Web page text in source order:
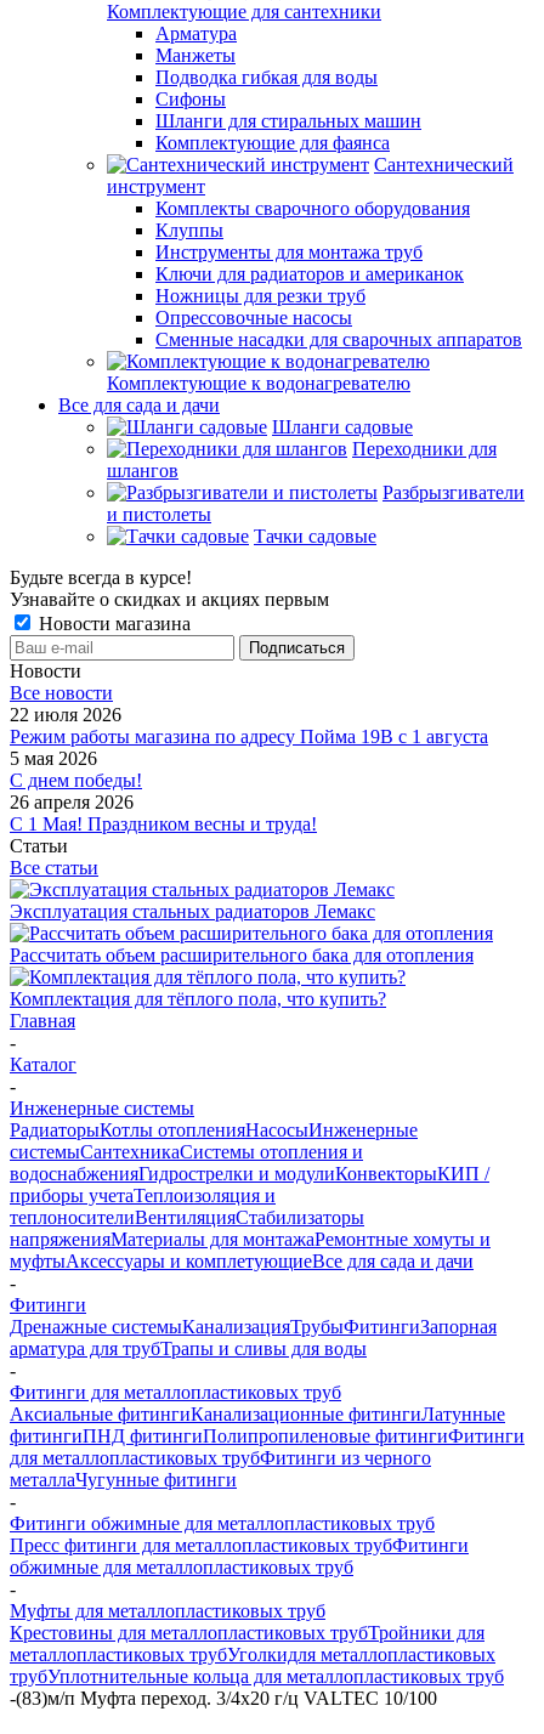
Комплектующие для сантехники
Арматура
Манжеты
Подводка гибкая для воды
Сифоны
Шланги для стиральных машин
Комплектующие для фаянса
Сантехнический
инструмент
Комплекты сварочного оборудования
Клуппы
Инструменты для монтажа труб
Ключи для радиаторов и американок
Ножницы для резки труб
Опрессовочные насосы
Сменные насадки для сварочных аппаратов
Комплектующие к водонагревателю
Все для сада и дачи
Шланги садовые
Переходники для
шлангов
Разбрызгиватели
и пистолеты
Тачки садовые
Будьте всегда в курсе!
Узнавайте о скидках и акциях первым
Новости магазина
Новости
Все новости
22 июля 2026
Режим работы магазина по адресу Пойма 19В с 1 августа
5 мая 2026
С днем победы!
26 апреля 2026
С 1 Мая! Праздником весны и труда!
Статьи
Все статьи
Эксплуатация стальных радиаторов Лемакс
Рассчитать объем расширительного бака для отопления
Комплектация для тёплого пола, что купить?
Главная
-
Каталог
-
Инженерные системы
РадиаторыКотлы отопленияНасосыИнженерные
системыСантехникаСистемы отопления и
водоснабженияГидрострелки и модулиКонвекторыКИП /
приборы учетаТеплоизоляция и
теплоносителиВентиляцияСтабилизаторы
напряженияМатериалы для монтажаРемонтные хомуты и
муфтыАксессуары и комплетующиеВсе для сада и дачи
-
Фитинги
Дренажные системыКанализацияТрубыФитингиЗапорная
арматура для трубТрапы и сливы для воды
-
Фитинги для металлопластиковых труб
Аксиальные фитингиКанализационные фитингиЛатунные
фитингиПНД фитингиПолипропиленовые фитингиФитинги
для металлопластиковых трубФитинги из черного
металлаЧугунные фитинги
-
Фитинги обжимные для металлопластиковых труб
Пресс фитинги для металлопластиковых трубФитинги
обжимные для металлопластиковых труб
-
Муфты для металлопластиковых труб
Крестовины для металлопластиковых трубТройники для
металлопластиковых трубУголкидля металлопластиковых
трубУплотнительные кольца для металлопластиковых труб
-(83)м/п Муфта переход. 3/4х20 г/ц VALTEC 10/100